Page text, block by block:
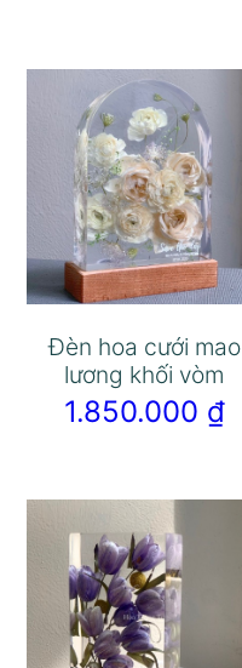
Đèn hoa cưới mao
lương khối vòm
1.850.000 ₫